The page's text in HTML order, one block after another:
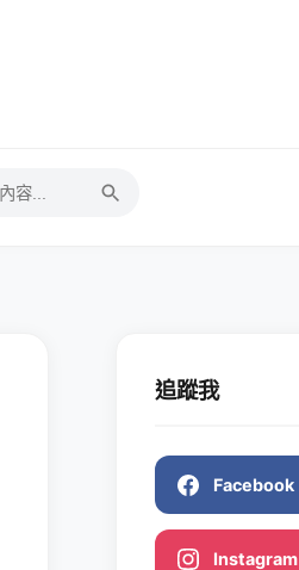
追蹤我
Facebook
Instagram